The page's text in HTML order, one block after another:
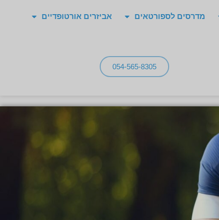
מדרסים לספורטאים אביזרים אורטופדיים
054-565-8305